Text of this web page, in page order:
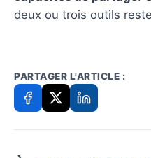
deux ou trois outils
PARTAGER L'ARTICLE :